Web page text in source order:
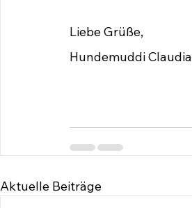
Liebe Grüße,
Hundemuddi Claudia
Aktuelle Beiträge